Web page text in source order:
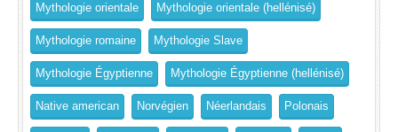
Mythologie orientale Mythologie orientale (hellénisé)
Mythologie romaine Mythologie Slave
Mythologie Égyptienne Mythologie Égyptienne (hellénisé)
Native american Norvégien Néerlandais Polonais